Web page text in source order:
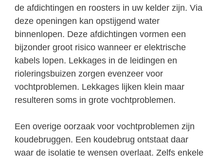
de afdichtingen en roosters in uw kelder zijn. Via
deze openingen kan opstijgend water
binnenlopen. Deze afdichtingen vormen een
bijzonder groot risico wanneer er elektrische
kabels lopen. Lekkages in de leidingen en
rioleringsbuizen zorgen evenzeer voor
vochtproblemen. Lekkages lijken klein maar
resulteren soms in grote vochtproblemen.
Een overige oorzaak voor vochtproblemen zijn
koudebruggen. Een koudebrug ontstaat daar
waar de isolatie te wensen overlaat. Zelfs enkele